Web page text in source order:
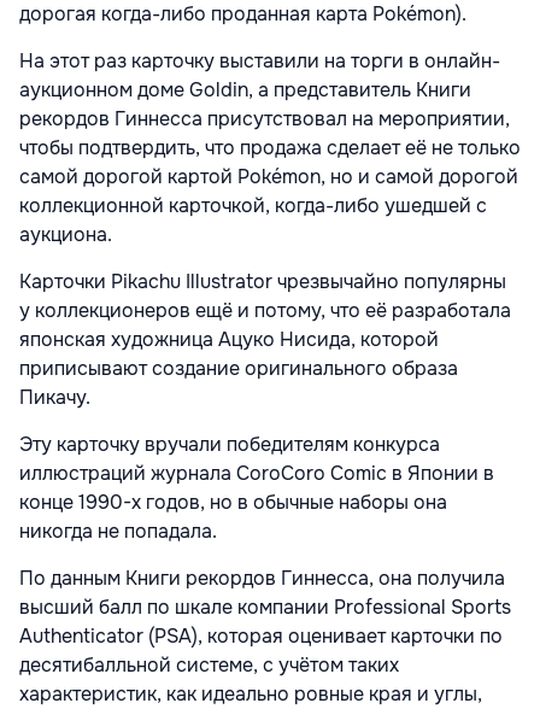
дорогая когда-либо проданная карта Pokémon).
На этот раз карточку выставили на торги в онлайн-
аукционном доме Goldin, а представитель Книги
рекордов Гиннесса присутствовал на мероприятии,
чтобы подтвердить, что продажа сделает её не только
самой дорогой картой Pokémon, но и самой дорогой
коллекционной карточкой, когда-либо ушедшей с
аукциона.
Карточки Pikachu Illustrator чрезвычайно популярны
у коллекционеров ещё и потому, что её разработала
японская художница Ацуко Нисида, которой
приписывают создание оригинального образа
Пикачу.
Эту карточку вручали победителям конкурса
иллюстраций журнала CoroCoro Comic в Японии в
конце 1990-х годов, но в обычные наборы она
никогда не попадала.
По данным Книги рекордов Гиннесса, она получила
высший балл по шкале компании Professional Sports
Authenticator (PSA), которая оценивает карточки по
десятибалльной системе, с учётом таких
характеристик, как идеально ровные края и углы,